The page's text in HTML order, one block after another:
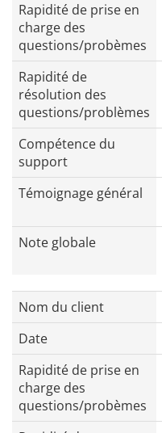
Rapidité de prise en
charge des
questions/probèmes
Rapidité de
résolution des
questions/problèmes
Compétence du
support
Témoignage général
Note globale
Nom du client
Date
Rapidité de prise en
charge des
questions/probèmes